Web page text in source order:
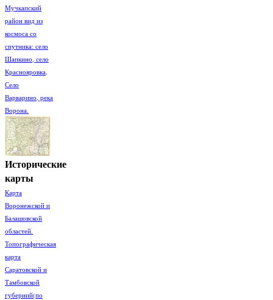
Мучкапский
район вид из
космоса со
спутника: село
Шапкино, село
Краснояровка,
Село
Варварино, река
Ворона.
Исторические
карты
Карта
Воронежской и
Балашовской
областей.
Топографическая
карта
Саратовской и
Тамбовской
губерний(по